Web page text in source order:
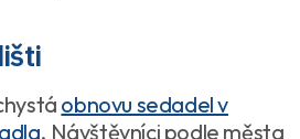
obnovu sedadel v
. Návštěvníci podle města